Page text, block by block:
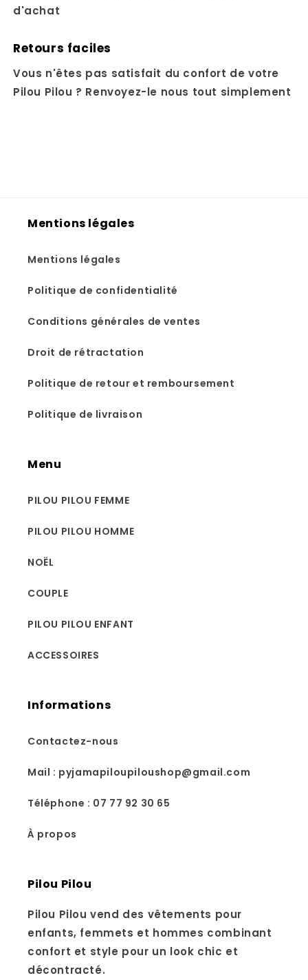
d'achat
Retours faciles
Vous n'êtes pas satisfait du confort de votre
Pilou Pilou ? Renvoyez-le nous tout simplement
Mentions légales
Mentions légales
Politique de confidentialité
Conditions générales de ventes
Droit de rétractation
Politique de retour et remboursement
Politique de livraison
Menu
PILOU PILOU FEMME
PILOU PILOU HOMME
NOËL
COUPLE
PILOU PILOU ENFANT
ACCESSOIRES
Informations
Contactez-nous
Mail : pyjamapiloupiloushop@gmail.com
Téléphone : 07 77 92 30 65
À propos
Pilou Pilou
Pilou Pilou vend des vêtements pour
enfants, femmets et hommes combinant
confort et style pour un look chic et
décontracté.